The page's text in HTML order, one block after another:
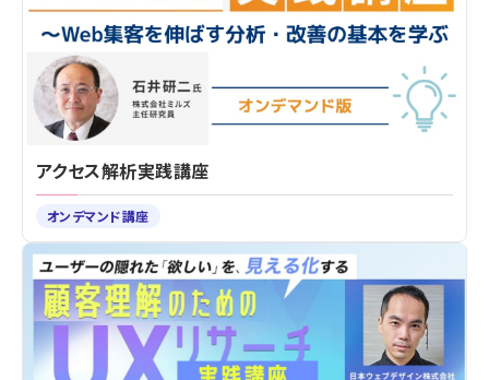
アクセス解析実践講座
オンデマンド講座